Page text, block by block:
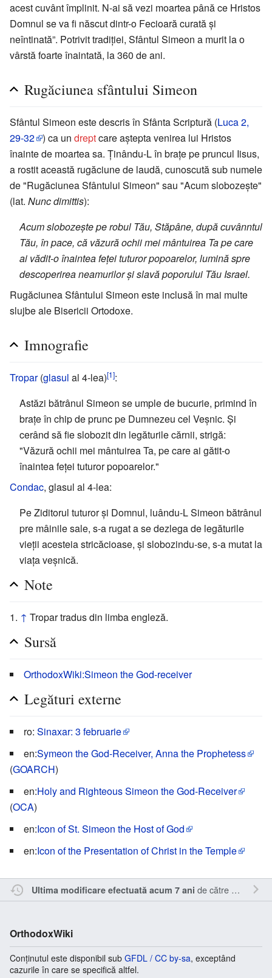
acest cuvânt împlinit. N-ai să vezi moartea până ce Hristos
Domnul se va fi născut dintr-o Fecioară curată și
neîntinată”. Potrivit tradiției, Sfântul Simeon a murit la o
vârstă foarte înaintată, la 360 de ani.
Rugăciunea sfântului Simeon
Sfântul Simeon este descris în Sfânta Scriptură (Luca2,
29-32 ) ca un dreptcare aștepta venirea lui Hristos
înainte de moartea sa. Ținându-L în brațe pe pruncul Iisus,
a rostit această rugăciune de laudă, cunoscută sub numele
de "Rugăciunea Sfântului Simeon" sau "Acum slobozește"
(lat. Nunc dimittis):
Acum slobozește pe robul Tău, Stăpâne, după cuvânntul
Tău, în pace, că văzură ochii mei mântuirea Ta pe care
ai vădit-o înaintea feței tuturor popoarelor, lumină spre
descoperirea neamurilor și slavă poporului Tău Israel.
Rugăciunea Sfântului Simeon este inclusă în mai multe
slujbe ale Bisericii Ortodoxe.
Imnografie
Tropar(glasul al 4-lea)[1]:
Astăzi bătrânul Simeon se umple de bucurie, primind în
brațe în chip de prunc pe Dumnezeu cel Veșnic. Și
cerând să fie slobozit din legăturile cărnii, strigă:
"Văzură ochii mei mântuirea Ta, pe care ai gătit-o
înaintea feței tuturor popoarelor."
Condac, glasul al 4-lea:
Pe Ziditorul tuturor și Domnul, luându-L Simeon bătrânul
pre mâinile sale, s-a rugat a se dezlega de legăturile
vieții acesteia stricăcioase, și slobozindu-se, s-a mutat la
viața veșnică.
Note
↑ Tropar tradus din limba engleză.
Sursă
OrthodoxWiki:Simeon the God-receiver
Legături externe
ro: Sinaxar: 3 februarie
en:Symeon the God-Receiver, Anna the Prophetess
(GOARCH)
en:Holy and Righteous Simeon the God-Receiver
(OCA)
en:Icon of St. Simeon the Host of God
en:Icon of the Presentation of Christ in the Temple
Ultima modificare efectuată acum 7 ani de către Sîmbotin
OrthodoxWiki
Conținutul este disponibil sub GFDL / CC by-sa, exceptând
cazurile în care se specifică altfel.